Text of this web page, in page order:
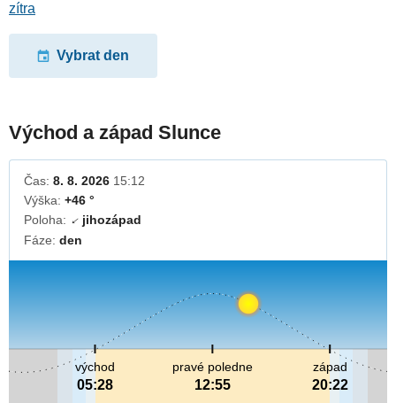
zítra
Vybrat den
Východ a západ Slunce
Čas: 8. 8. 2026 15:12
Výška: +46 °
Poloha: ↓jihozápad
Fáze: den
pravé poledne
12:55
východ
05:28
západ
20:22